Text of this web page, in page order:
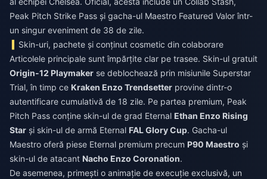
Peak Pitch Strike Pass și gacha-ul Maestro Featured Valor într-
un singur eveniment de 38 de zile.
Skin-uri, pachete și conținut cosmetic din colaborare
Articolele principale sunt împărțite clar pe trasee. Skin-ul gratuit
Origin-12 Playmaker se deblochează prin misiunile Superstar
Trial, în timp ce Kraken Enzo Trendsetter provine dintr-o
autentificare cumulativă de 18 zile. Pe partea premium, Peak
Pitch Pass conține skin-ul de grad Eternal Ethan Enzo Rising
Star și skin-ul de armă Eternal FAL Glory Cup. Gacha-ul
Maestro oferă piese Eternal premium precum P90 Maestro și
skin-ul de atacant Nacho Enzo Coronation.
De asemenea, primești o animație de execuție exclusivă, un